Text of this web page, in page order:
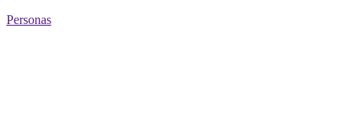
Personas